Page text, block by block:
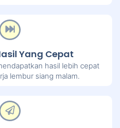
Yang Cepat
hasil lebih cepat
lembur siang malam.